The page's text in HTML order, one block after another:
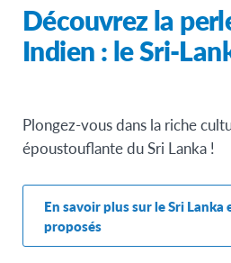
Découvrez la
Indien : le Sri-
Plongez-vous dans la riche
époustouflante du Sri Lanka !
En savoir plus sur le Sri Lanka
proposés